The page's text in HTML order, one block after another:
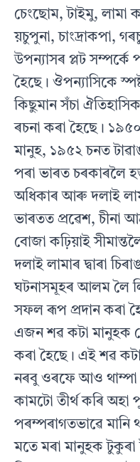
চেংছোম, টাইমু, লামা
য়চুপুনা, চাংদ্ৰাকপা,
উপন্যাসৰ প্লট সম্পৰ্কে
হৈছে। ঔপন্যাসিকে
কিছুমান সঁচা
ৰচনা কৰা হৈছে।
মানুহ, ১৯৫২ চনত
পৰা ভাৰত চৰকাৰলৈ
অধিকাৰ আৰু দলাই
ভাৰতত প্ৰৱেশ,
বোজা কঢ়িয়াই
দলাই লামাৰ দ্বাৰা
ঘটনাসমূহৰ আলম লৈ
সফল ৰূপ প্ৰদান কৰা
এজন শৱ কটা মানুহক
কৰা হৈছে। এই শৱ
নৰবু ওৰফে আও
কামটো তীৰ্থ কৰি অহা
পৰম্পৰাগতভাৱে মানি
মতে মৰা মানুহক টুকুৰা